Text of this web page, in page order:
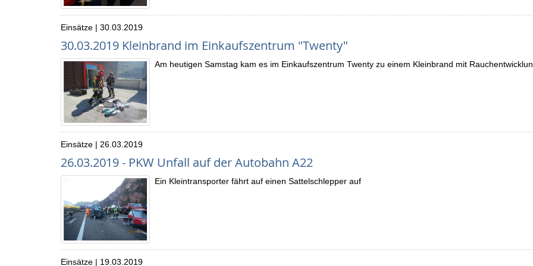
Einsätze | 30.03.2019
30.03.2019 Kleinbrand im Einkaufszentrum "Twenty"
Am heutigen Samstag kam es im Einkaufszentrum Twenty zu einem Kleinbrand mit
Einsätze | 26.03.2019
26.03.2019 - PKW Unfall auf der Autobahn A22
Ein Kleintransporter fährt auf einen Sattelschlepper auf
Einsätze | 19.03.2019